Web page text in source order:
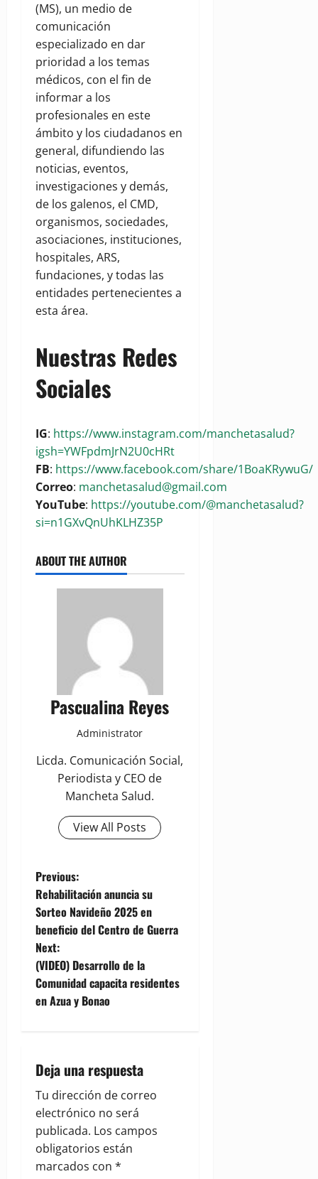
(MS), un medio de
comunicación
especializado en dar
prioridad a los temas
médicos, con el fin de
informar a los
profesionales en este
ámbito y los ciudadanos en
general, difundiendo las
noticias, eventos,
investigaciones y demás,
de los galenos, el CMD,
organismos, sociedades,
asociaciones, instituciones,
hospitales, ARS,
fundaciones, y todas las
entidades pertenecientes a
esta área.
Nuestras Redes
Sociales
IG: https://www.instagram.com/manchetasalud?
igsh=YWFpdmJrN2U0cHRt
FB: https://www.facebook.com/share/1BoaKRywuG/
Correo: manchetasalud@gmail.com
YouTube: https://youtube.com/@manchetasalud?
si=n1GXvQnUhKLHZ35P
ABOUT THE AUTHOR
Pascualina Reyes
Administrator
Licda. Comunicación Social,
Periodista y CEO de
Mancheta Salud.
View All Posts
P
o
s
t
n
v
i
g
a
Previous:
Rehabilitación anuncia su
Sorteo Navideño 2025 en
beneficio del Centro de Guerra
Next:
(VIDEO) Desarrollo de la
Comunidad capacita residentes
en Azua y Bonao
Deja una respuesta
Tu dirección de correo
electrónico no será
publicada. Los campos
obligatorios están
marcados con *